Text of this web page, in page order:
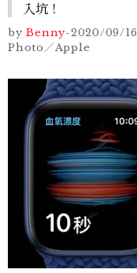
入坑！
by Benny-2020/09/16
Photo／Apple